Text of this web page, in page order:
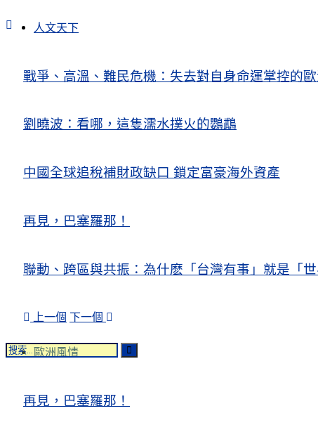
人文天下
戰爭、高溫、難民危機：失去對自身命運掌控的
劉曉波：看哪，這隻濡水撲火的鸚鵡
中國全球追稅補財政缺口 鎖定富豪海外資產
再見，巴塞羅那！
聯動、跨區與共振：為什麽「台灣有事」就是「
上一個 下一個
歐洲風情
再見，巴塞羅那！